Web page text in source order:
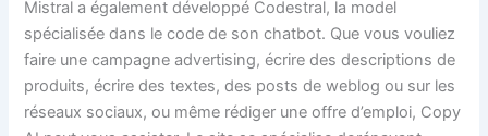
Mistral a également développé Codestral, la model
spécialisée dans le code de son chatbot. Que vous vouliez
faire une campagne advertising, écrire des descriptions de
produits, écrire des textes, des posts de weblog ou sur les
réseaux sociaux, ou même rédiger une offre d’emploi, Copy